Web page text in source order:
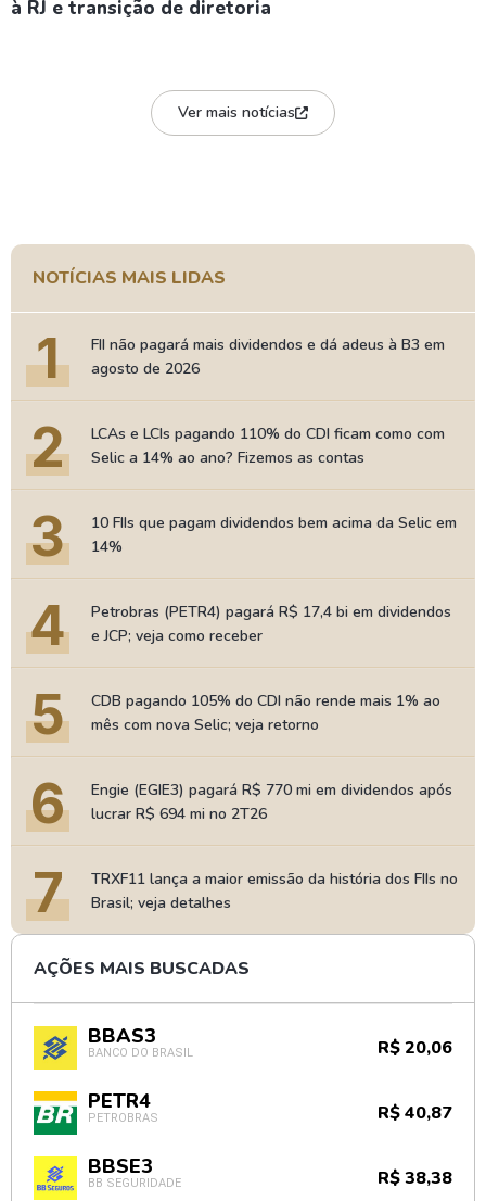
à RJ e transição de diretoria
Ver mais notícias
NOTÍCIAS MAIS LIDAS
1
FII não pagará mais dividendos e dá adeus à B3 em
agosto de 2026
2
LCAs e LCIs pagando 110% do CDI ficam como com
Selic a 14% ao ano? Fizemos as contas
3
10 FIIs que pagam dividendos bem acima da Selic em
14%
4
Petrobras (PETR4) pagará R$ 17,4 bi em dividendos
e JCP; veja como receber
5
CDB pagando 105% do CDI não rende mais 1% ao
mês com nova Selic; veja retorno
6
Engie (EGIE3) pagará R$ 770 mi em dividendos após
lucrar R$ 694 mi no 2T26
7
TRXF11 lança a maior emissão da história dos FIIs no
Brasil; veja detalhes
AÇÕES MAIS BUSCADAS
BBAS3
BANCO DO BRASIL R$ 20,06
PETR4
PETROBRAS R$ 40,87
BBSE3
BB SEGURIDADE R$ 38,38